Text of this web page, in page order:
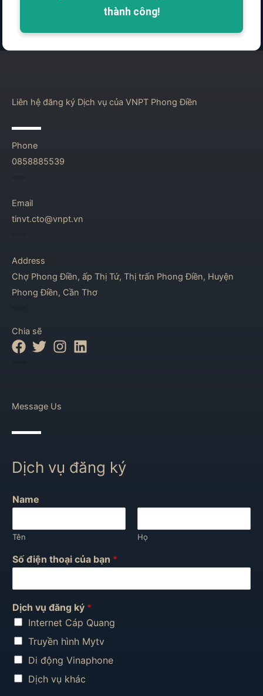
thành công!
Liên hệ đăng ký Dịch vụ của VNPT Phong Điền
Phone
0858885539
Email
tinvt.cto@vnpt.vn
Address
Chợ Phong Điền, ấp Thị Tứ, Thị trấn Phong Điền, Huyện
Phong Điền, Cần Thơ
Chia sẽ
Message Us
Dịch vụ đăng ký
Name
Tên Họ
Số điện thoại của bạn *
Dịch vụ đăng ký *
Internet Cáp Quang
Truyền hình Mytv
Di động Vinaphone
Dịch vụ khác